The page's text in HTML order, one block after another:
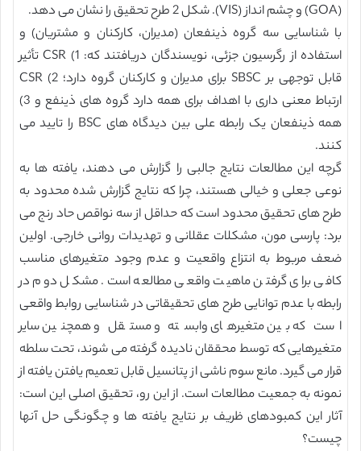
(GOA) و چشم انداز (VIS). شکل 2 طرح تحقیق را نشان می دهد.
با شناسایی سه گروه ذینفعان (مدیران، کارکنان و مشتریان) و
استفاده از رگرسیون جزئی، نویسندگان دریافتند که: 1) CSR تأثیر
قابل توجهی بر SBSC برای مدیران و کارکنان گروه دارد؛ 2) CSR
ارتباط معنی داری با اهداف برای همه دارد گروه های ذینفع و 3)
همه ذینفعان یک رابطه علی بین دیدگاه های BSC را تایید می
کنند.
گرچه این مطالعات نتایج جالبی را گزارش می دهند، یافته ها به
نوعی جعلی و خیالی هستند، چرا که نتایج گزارش شده محدود به
طرح های تحقیق محدود است که حداقل از سه نواقص حاد رنج می
برد: پارسی مون، مشکلات عقلانی و تهدیدات روانی خارجی. اولین
ضعف مربوط به انتزاع واقعیت و عدم وجود متغیرهای مناسب
کافی برای گرفتن ماهیت واقعی مطالعه است. مشکل دوم در
رابطه با عدم توانایی طرح های تحقیقاتی در شناسایی روابط واقعی
است که بین متغیرهای وابسته و مستقل و همچنین سایر
متغیرهایی که توسط محققان نادیده گرفته می شوند، تحت سلطه
قرار می گیرد. مانع سوم ناشی از پتانسیل قابل تعمیم یافتن یافته از
نمونه به جمعیت مطالعات است. از این رو، تحقیق اصلی این است:
آثار این کمبودهای ظریف بر نتایج یافته ها و چگونگی حل آنها
چیست؟